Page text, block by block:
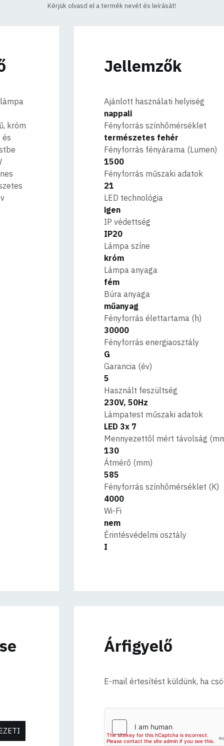
Kérjük olvasd el a termék nevét és leírását!
króm
Jellemzők
Ajánlott használati helyiség
nappali
Fényforrás színhőmérséklet
természetes fehér
Fényforrás fényárama (Lumen)
1500
Fényforrás műszaki adatok
21
LED technológia
igen
IP védettség
IP20
Lámpa színe
króm
Lámpa anyaga
fém
Búra anyaga
műanyag
Fényforrás élettartama (h)
30000
Fényforrás energiaosztály
G
Garancia (év)
5
Használt feszültség
230V, 50Hz
Lámpatest műszaki adatok
LED 3x 7
Mennyezettől mért távolság
130
Átmérő (mm)
585
Fényforrás színhőmérséklet (K)
4000
Wi-Fi
nem
Érintésvédelmi osztály
I
Árfigyelő
E-mail értesítést küldünk, ha